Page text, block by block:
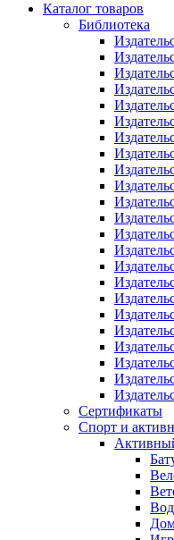
Каталог товаров
Библиотека
Сертификаты
Спорт и